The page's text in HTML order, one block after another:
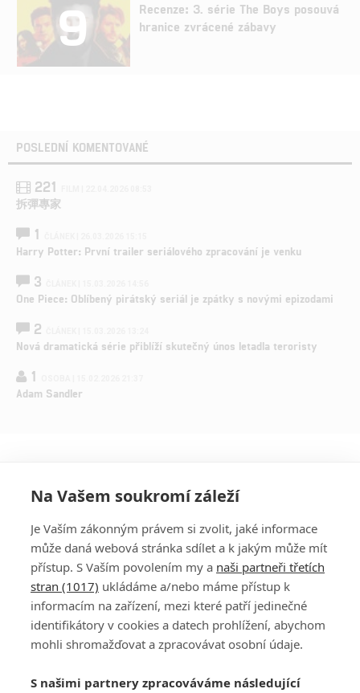
9
Recenze: 3. série The Boys posouvá
hranice zvrácené zábavy
POSLEDNÍ KOMENTOVANÉ
221
拆彈專家
1
Harry Potter: První trailer seriálového zpracování je venku
3
One Piece: Oblíbený pirátský seriál je zpátky s novými epizodami
2
Nová dramatická série přiblíží skutečný únos letadla teroristy
1
Adam Sandler
PŘIHLÁSIT
REGISTROVAT
DISKUZE
Šéfredaktorkou webu jePetr Slavík, e-mailserialy@fandimefilmu.cz
Na Vašem soukromí záleží
Je Vaším zákonným právem si zvolit, jaké informace
může daná webová stránka sdílet a k jakým může mít
přístup. S Vaším povolením my a naši partneři třetích
stran (1017) ukládáme a/nebo máme přístup k
informacím na zařízení, mezi které patří jedinečné
identifikátory v cookies a datech prohlížení, abychom
mohli shromažďovat a zpracovávat osobní údaje.
S našimi partnery zpracováváme následující